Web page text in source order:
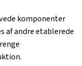
komponenter
af andre etablerede